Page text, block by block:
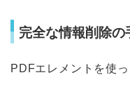
完全な情報削除の
PDFエレメントを使